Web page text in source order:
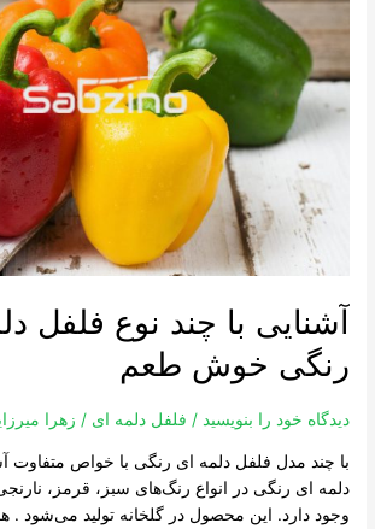
آشنایی با چند نوع فلفل
رنگی خوش طعم
دیدگاه‌ خود را بنویسید / فلفل دلمه ای / زهرا
با چند مدل فلفل دلمه ای رنگی با خواص متفاوت
دلمه ای رنگی در انواع رنگ‌های سبز، قرمز، نارنجی
وجود دارد. این محصول در گلخانه تولید می‌شود .
فلفل
دلمه